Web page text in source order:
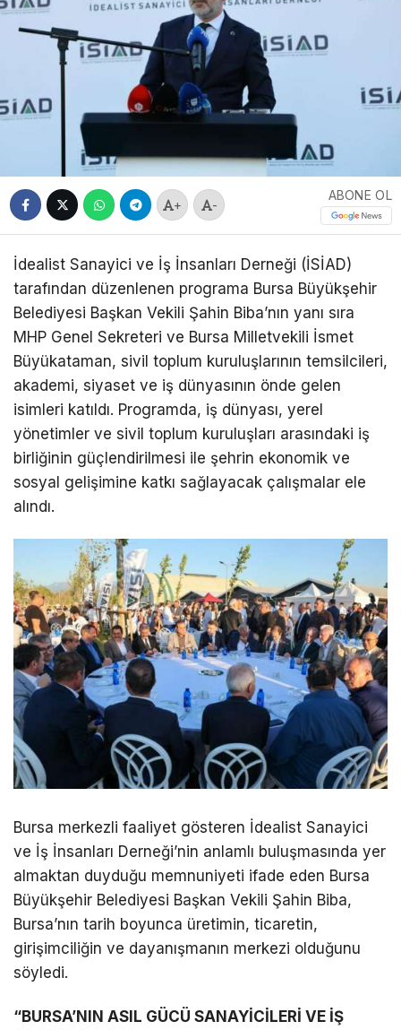
+ -
ABONE OL
İdealist Sanayici ve İş İnsanları Derneği (İSİAD)
tarafından düzenlenen programa Bursa Büyükşehir
Belediyesi Başkan Vekili Şahin Biba’nın yanı sıra
MHP Genel Sekreteri ve Bursa Milletvekili İsmet
Büyükataman, sivil toplum kuruluşlarının temsilcileri,
akademi, siyaset ve iş dünyasının önde gelen
isimleri katıldı. Programda, iş dünyası, yerel
yönetimler ve sivil toplum kuruluşları arasındaki iş
birliğinin güçlendirilmesi ile şehrin ekonomik ve
sosyal gelişimine katkı sağlayacak çalışmalar ele
alındı.
Bursa merkezli faaliyet gösteren İdealist Sanayici
ve İş İnsanları Derneği’nin anlamlı buluşmasında yer
almaktan duyduğu memnuniyeti ifade eden Bursa
Büyükşehir Belediyesi Başkan Vekili Şahin Biba,
Bursa’nın tarih boyunca üretimin, ticaretin,
girişimciliğin ve dayanışmanın merkezi olduğunu
söyledi.
“BURSA’NIN ASIL GÜCÜ SANAYİCİLERİ VE İŞ